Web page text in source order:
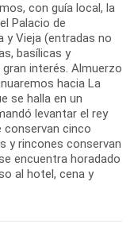
con guía local, la
Palacio de
y Vieja (entradas no
basílicas y
interés. Almuerzo
hacia La
se halla en un
levantar el rey
conservan cinco
y rincones conservan
encuentra horadado
al hotel, cena y